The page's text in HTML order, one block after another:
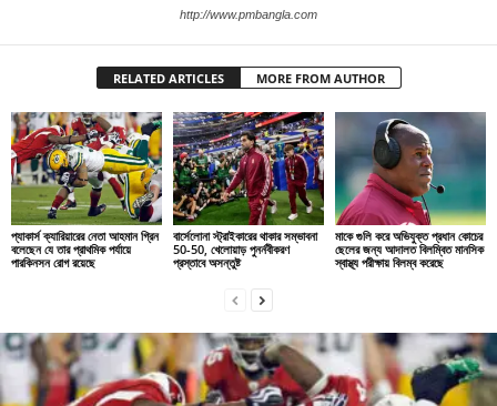
http://www.pmbangla.com
RELATED ARTICLES MORE FROM AUTHOR
প্যাকার্স ক্যারিয়ারের নেতা আহমান গ্রিন
বলেছেন যে তার প্রাথমিক পর্যায়ে
পারকিনসন রোগ রয়েছে
বার্সেলোনা স্ট্রাইকারের থাকার সম্ভাবনা
50-50, খেলোয়াড় পুনর্নবীকরণ
প্রস্তাবে অসন্তুষ্ট
মাকে গুলি করে অভিযুক্ত প্রধান কোচের
ছেলের জন্য আদালত বিলম্বিত মানসিক
স্বাস্থ্য পরীক্ষায় বিলম্ব করেছে